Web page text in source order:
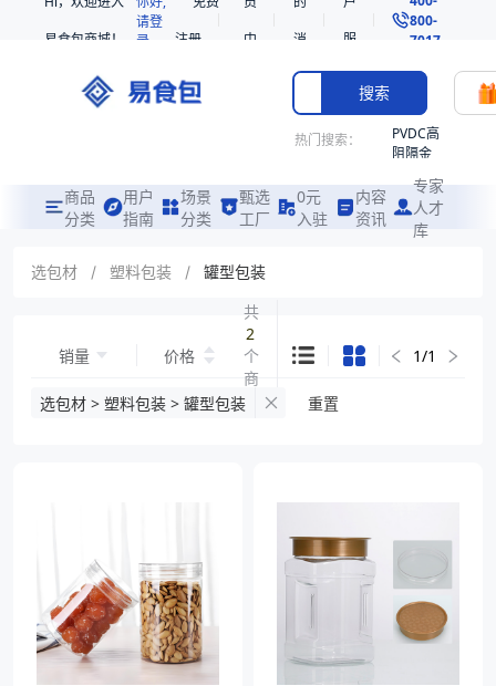
易食包商城！
请登
录
注册
中
消
息
服
务
800-
7017
搜索
热门搜索：
PVDC高
阻隔金
共挤热
收缩袋
221360
商品
分类
用户
指南
场景
分类
甄选
工厂
0元
入驻
内容
资讯
专家
人才
库
选包材 / 塑料包装 / 罐型包装
销量 价格
共
2
个
商
品
1/1
选包材 > 塑料包装 > 罐型包装 重置